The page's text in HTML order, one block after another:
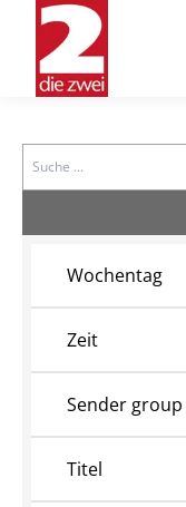
Search
Wochentag
Zeit
Sender group
Titel